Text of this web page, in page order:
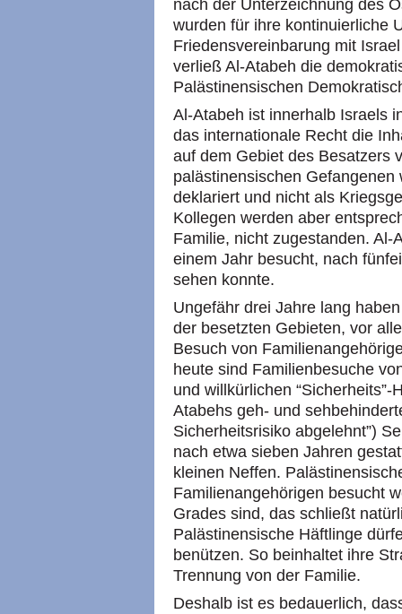
nach der Unterzeichnung des
wurden für ihre kontinuierliche
Friedensvereinbarung mit
verließ Al-Atabeh die
Palästinensischen
Al-Atabeh ist innerhalb Israels
das internationale Recht die
auf dem Gebiet des Besatzers
palästinensischen
deklariert und nicht als
Kollegen werden aber
Familie, nicht zugestanden.
einem Jahr besucht, nach
sehen konnte.
Ungefähr drei Jahre lang
der besetzten Gebieten, vor
Besuch von
heute sind Familienbesuche
und willkürlichen
Atabehs geh- und
Sicherheitsrisiko abgelehnt”)
nach etwa sieben Jahren
kleinen Neffen.
Familienangehörigen besucht
Grades sind, das schließt
Palästinensische Häftlinge
benützen. So beinhaltet ihre
Trennung von der Familie.
Deshalb ist es bedauerlich,